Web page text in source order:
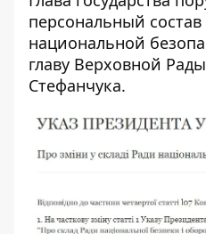
персональный состав
национальной
главу Верховной
Стефанчука.